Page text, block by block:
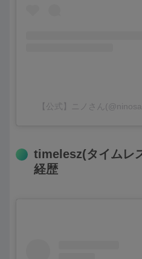
【公式】ニノさん
timelesz(タイムレ
経歴